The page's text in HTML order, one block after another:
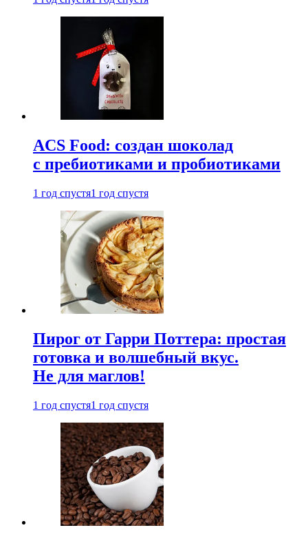
ACS Food: создан шоколад
с пребиотиками и пробиотиками
1 год спустя1 год спустя
Пирог от Гарри Поттера: простая
готовка и волшебный вкус.
Не для маглов!
1 год спустя1 год спустя